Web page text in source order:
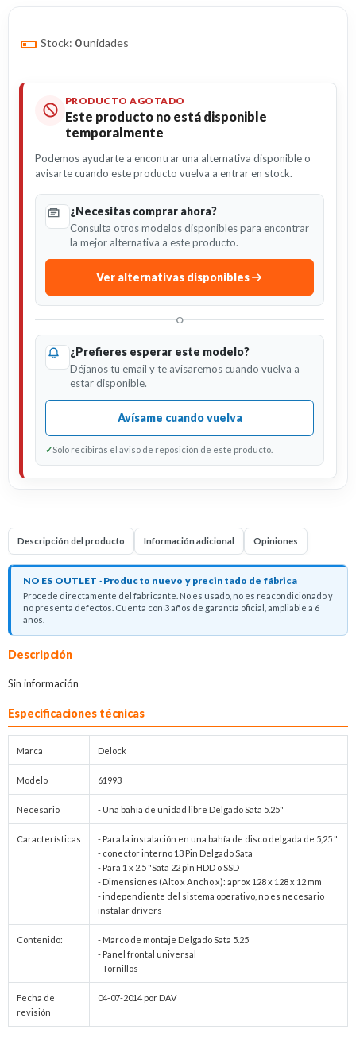
Stock: 0unidades
PRODUCTO AGOTADO
Este producto no está disponible
temporalmente
Podemos ayudarte a encontrar una alternativa disponible o
avisarte cuando este producto vuelva a entrar en stock.
¿Necesitas comprar ahora?
Consulta otros modelos disponibles para encontrar
la mejor alternativa a este producto.
Ver alternativas disponibles
O
¿Prefieres esperar este modelo?
Déjanos tu email y te avisaremos cuando vuelva a
estar disponible.
Avísame cuando vuelva
✓Solo recibirás el aviso de reposición de este producto.
Descripción del producto Información adicional Opiniones
NO ES OUTLET · Producto nuevo y precintado de fábrica
Procede directamente del fabricante. No es usado, no es reacondicionado y
no presenta defectos. Cuenta con 3 años de garantía oficial, ampliable a 6
años.
Descripción
Sin información
Especificaciones técnicas
Marca Delock
Modelo 61993
Necesario - Una bahía de unidad libre Delgado Sata 5.25"
Características
- Para la instalación en una bahía de disco delgada de 5,25 "
- conector interno 13 Pin Delgado Sata
- Para 1 x 2.5 "Sata 22 pin HDD o SSD
- Dimensiones (Alto x Ancho x): aprox 128 x 128 x 12 mm
- independiente del sistema operativo, no es necesario
instalar drivers
Contenido:
- Marco de montaje Delgado Sata 5.25
- Panel frontal universal
- Tornillos
Fecha de
revisión
04-07-2014 por DAV